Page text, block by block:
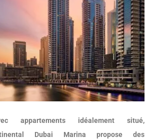
appartements idéalement situé,
Dubai Marina propose des